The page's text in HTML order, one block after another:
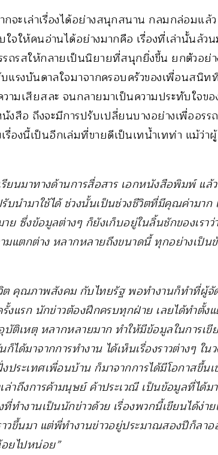
จะเล่าเรื่องได้อย่างสนุกสนาน กลมกล่อมแ
จให้คนอ่านได้อย่างมากคือ เรื่องที่เล่านั้นล้วน
ถรสให้กลายเป็นนิยายที่สนุกยิ่งขึ้น ยกตัวอย่
แรงบันดาลใจมาจากครอบครัวของเพื่อนสนิ
ามเสียสละ จนกลายมาเป็นความประทับใจข
สือ ถึงจะมีการปรับเปลี่ยนบางอย่างเพื่ออรร
องนี้เป็นอีกเล่มที่ขายดีเป็นเทน้ำเทท่า แม้ว่าผู้
ยนมาทางด้านการสื่อสาร เอกหนังสือพิมพ์ แล้
บนำมาใช้ได้ ช่วงนั้นเป็นช่วงชีวิตที่มีคุณค่ามาก
ซึ่งข้อมูลต่างๆ ก็ยังเก็บอยู่ในลิ้นชักของเราว่
แตกต่าง หลากหลายถึงขนาดนี้ ทุกอย่างเป็
คุณภาพสังคม กับไทยรัฐ พอทำงานก็ทำที่ผู้จั
งแรก นักข่าวต้องฝึกครบทุกฝ่าย เลยได้ทำตั้ง
ติเหตุ หลากหลายมาก ทำให้มีข้อมูลในการเขี
ได้มาจากการทำงาน ได้เห็นเรื่องราวต่างๆ ใ
ประเทศเพื่อนบ้าน ก็มาจากการได้มีโอกาสขึ้น
าถึงการค้ามนุษย์ ค้าประเวณี เป็นข้อมูลที่ได้ม
ทำงานเป็นนักข่าวด้วย เรื่องพวกนี้เขียนได้ง่าย
าวขึ้นมา แต่พี่ทำงานข่าวอยู่ประมาณสองปีก็ลา
อยไปหน่อย”